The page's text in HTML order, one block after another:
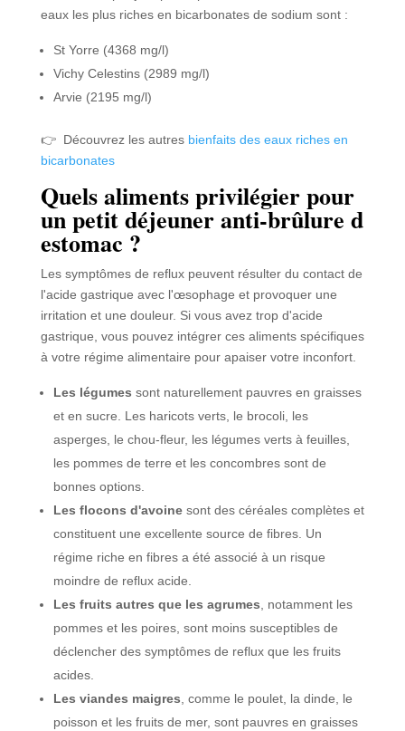
eaux les plus riches en bicarbonates de sodium sont :
St Yorre (4368 mg/l)
Vichy Celestins (2989 mg/l)
Arvie (2195 mg/l)
👉 Découvrez les autres bienfaits des eaux riches en
bicarbonates
Quels aliments privilégier pour
un petit déjeuner anti-brûlure d
estomac ?
Les symptômes de reflux peuvent résulter du contact de
l'acide gastrique avec l'œsophage et provoquer une
irritation et une douleur. Si vous avez trop d'acide
gastrique, vous pouvez intégrer ces aliments spécifiques
à votre régime alimentaire pour apaiser votre inconfort.
Les légumes sont naturellement pauvres en graisses
et en sucre. Les haricots verts, le brocoli, les
asperges, le chou-fleur, les légumes verts à feuilles,
les pommes de terre et les concombres sont de
bonnes options.
Les flocons d'avoinesont des céréales complètes et
constituent une excellente source de fibres. Un
régime riche en fibres a été associé à un risque
moindre de reflux acide.
Les fruits autres que les agrumes, notamment les
pommes et les poires, sont moins susceptibles de
déclencher des symptômes de reflux que les fruits
acides.
Les viandes maigres, comme le poulet, la dinde, le
poisson et les fruits de mer, sont pauvres en graisses